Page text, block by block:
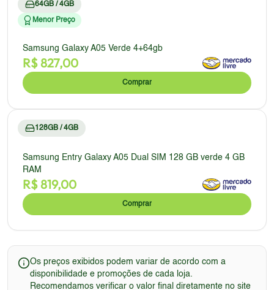
64GB / 4GB
Menor Preço
Samsung Galaxy A05 Verde 4+64gb
R$ 827,00
Comprar
128GB / 4GB
Samsung Entry Galaxy A05 Dual SIM 128 GB verde 4 GB
RAM
R$ 819,00
Comprar
Os preços exibidos podem variar de acordo com a
disponibilidade e promoções de cada loja.
Recomendamos verificar o valor final diretamente no site